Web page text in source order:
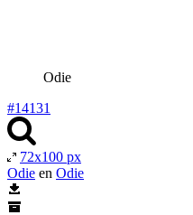
Odie
#14131
72x100 px
Odie en Odie